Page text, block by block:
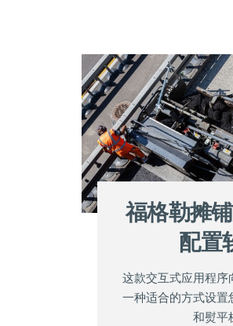
福格勒摊
配置
这款交互式应用程序
一种适合的方式设置
和熨平